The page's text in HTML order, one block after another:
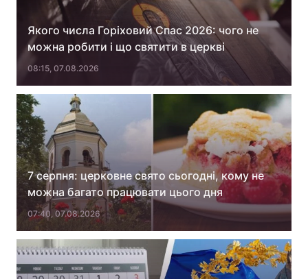
Архів Вакансії
Контакти
Послуги
Тема оформлення
Якого числа Горіховий Спас 2026: чого не
можна робити і що святити в церкві
08:15, 07.08.2026
7 серпня: церковне свято сьогодні, кому не
можна багато працювати цього дня
07:40, 07.08.2026